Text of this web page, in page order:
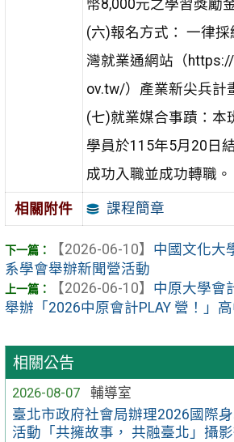
相關公告
2026-08-07
輔導室
臺北市政府社會局辦理2026國際
活動「共擁故事， 共融臺北」攝
幣8,000元之學習獎勵
(六)報名方式： 一律
灣就業通網站（
ov.tw/）產業新尖兵計
(七)就業媒合事蹟：本
學員於115年5月20日
成功入職並成功轉職。
相關附件 課程簡章
【2026-06-10】 中國文化大
系學會舉辦新聞營活動
【2026-06-10】 中原大學會
舉辦「2026中原會計PLAY 營！」高